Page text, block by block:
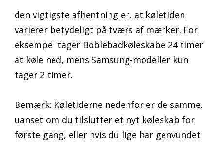
den vigtigste afhentning er, at køletiden
varierer betydeligt på tværs af mærker. For
eksempel tager Boblebadkøleskabe 24 timer
at køle ned, mens Samsung-modeller kun
tager 2 timer.
Bemærk: Køletiderne nedenfor er de samme,
uanset om du tilslutter et nyt køleskab for
første gang, eller hvis du lige har genvundet